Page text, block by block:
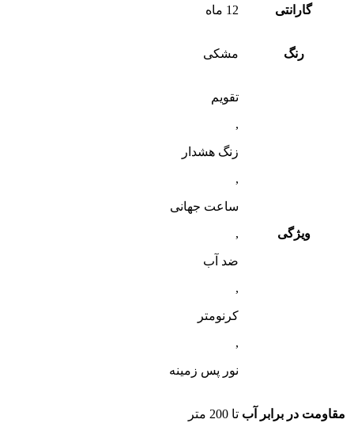
گارانتی 12 ماه
رنگ مشکی
ویژگی
تقویم
,
زنگ هشدار
,
ساعت جهانی
,
ضد آب
,
کرنومتر
,
نور پس زمینه
مقاومت در برابر آب تا 200 متر